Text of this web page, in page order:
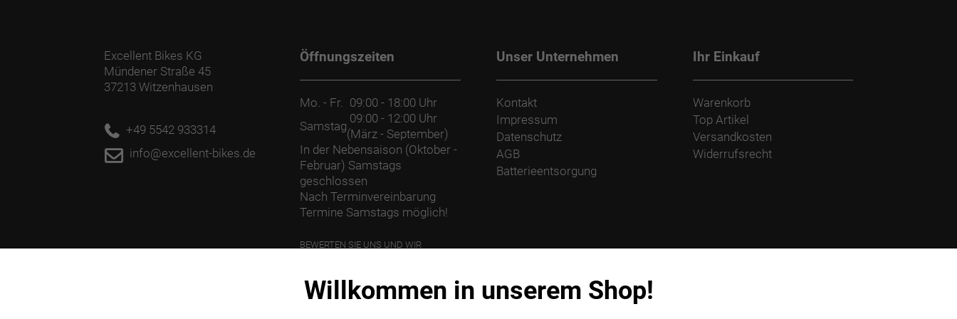
Excellent Bikes KG
Mündener Straße 45
37213 Witzenhausen
+49 5542 933314
info@excellent-bikes.de
Öffnungszeiten
Mo. - Fr. 09:00 - 18:00 Uhr
Samstag
09:00 - 12:00 Uhr
(März - September)
In der Nebensaison (Oktober -
Februar) Samstags
geschlossen
Nach Terminvereinbarung
Termine Samstags möglich!
BEWERTEN SIE UNS UND WIR
Unser Unternehmen
Kontakt
Impressum
Datenschutz
AGB
Batterieentsorgung
Ihr Einkauf
Warenkorb
Top Artikel
Versandkosten
Widerrufsrecht
Willkommen in unserem Shop!